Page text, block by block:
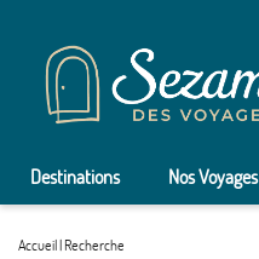
Destinations Nos Voyages
Accueil| Recherche